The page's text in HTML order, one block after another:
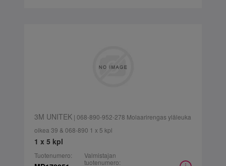
3M UNITEK| 068-890-952-278 Molaarirengas yläleuka
oikea 39 & 068-890 1 x 5 kpl
1 x 5 kpl
Tuotenumero:
Valmistajan
tuotenumero: